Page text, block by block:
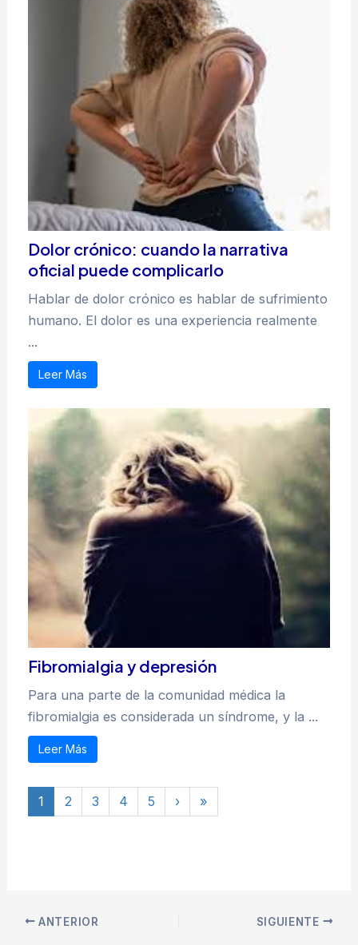
Dolor crónico: cuando la narrativa
oficial puede complicarlo
Hablar de dolor crónico es hablar de sufrimiento
humano. El dolor es una experiencia realmente
...
Leer Más
Fibromialgia y depresión
Para una parte de la comunidad médica la
fibromialgia es considerada un síndrome, y la ...
Leer Más
1 2 3 4 5 › »
ANTERIOR SIGUIENTE